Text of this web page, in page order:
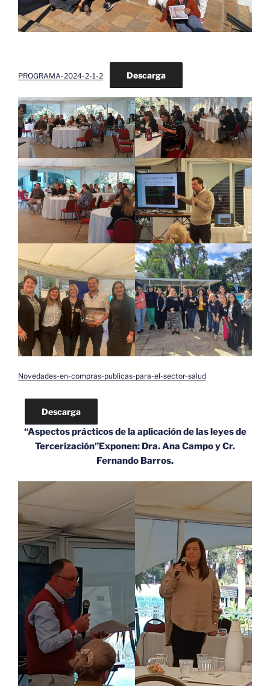
PROGRAMA-2024-2-1-2 Descarga
Novedades-en-compras-publicas-para-el-sector-salud
Descarga
“Aspectos prácticos de la aplicación de las leyes de
Tercerización”Exponen: Dra. Ana Campo y Cr.
Fernando Barros.